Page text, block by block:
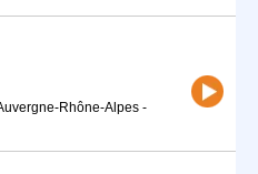
Rhône-Alpes -